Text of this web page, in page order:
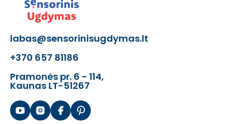
labas@sensorinisugdymas.lt
+370 657 81186
Pramonės pr. 6 - 114,
Kaunas LT-51267